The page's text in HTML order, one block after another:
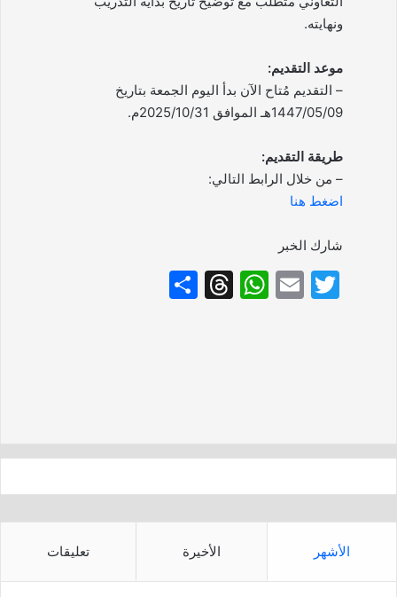
ونهايته.
موعد التقديم:
– التقديم مُتاح الآن بدأ اليوم الجمعة بتاريخ
1447/05/09هـ الموافق 2025/10/31م.
طريقة التقديم:
– من خلال الرابط التالي:
اضغط هنا
شارك الخبر
T
E
W
p
T
الأشهر الأخيرة تعليقات